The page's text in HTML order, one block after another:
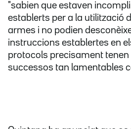
"sabien que estaven
establerts per a la utilització
armes i no podien
instruccions establertes en
protocols precisament
successos tan lamentables